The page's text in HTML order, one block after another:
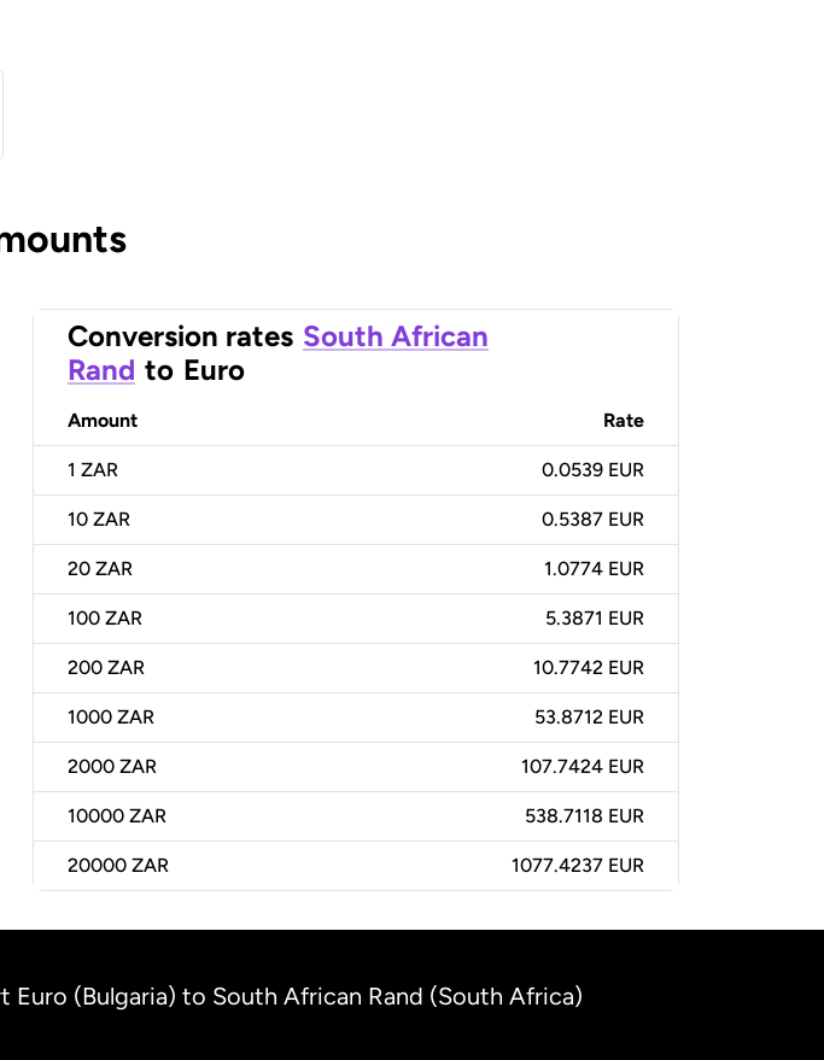
Conversion rates South African
Rand to Euro
Amount Rate
1 ZAR 0.0539 EUR
10 ZAR 0.5387 EUR
20 ZAR 1.0774 EUR
100 ZAR 5.3871 EUR
200 ZAR 10.7742 EUR
1000 ZAR 53.8712 EUR
2000 ZAR 107.7424 EUR
10000 ZAR 538.7118 EUR
20000 ZAR 1077.4237 EUR
Euro (Bulgaria) to South African Rand (South Africa)